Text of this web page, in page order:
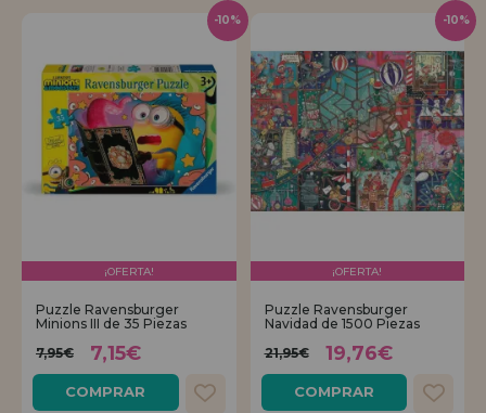
¡OFERTA!
Puzzle Ravensburger
Minions III de 35 Piezas
7,95€
7,15€
COMPRAR
-10%
¡OFERTA!
Puzzle Ravensburger
Navidad de 1500 Piezas
21,95€
19,76€
COMPRAR
-10%